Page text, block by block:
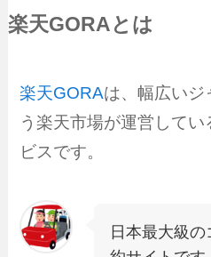
楽天GORAとは
楽天GORAは、幅広いジ
う楽天市場が運営して
ビスです。
日本最大級